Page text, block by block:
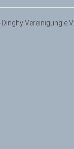
Vereinigung e.V.